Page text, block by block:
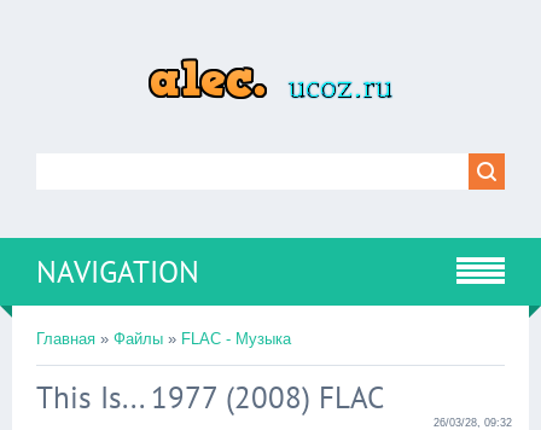
NAVIGATION
Главная » Файлы » FLAC - Музыка
This Is... 1977 (2008) FLAC
26/03/28, 09:32